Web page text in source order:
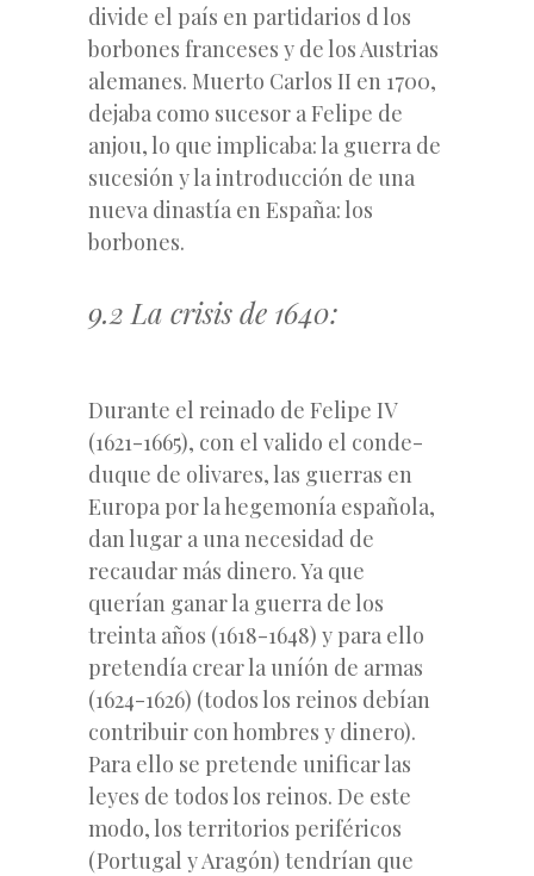
divide el país en partidarios d los
borbones franceses y de los Austrias
alemanes. Muerto Carlos II en 1700,
dejaba como sucesor a Felipe de
anjou, lo que implicaba: la guerra de
sucesión y la introducción de una
nueva dinastía en España: los
borbones.
9.2 La crisis de 1640:
Durante el reinado de Felipe IV
(1621-1665), con el valido el conde-
duque de olivares, las guerras en
Europa por la hegemonía española,
dan lugar a una necesidad de
recaudar más dinero. Ya que
querían ganar la guerra de los
treinta años (1618-1648) y para ello
pretendía crear la uníón de armas
(1624-1626) (todos los reinos debían
contribuir con hombres y dinero).
Para ello se pretende unificar las
leyes de todos los reinos. De este
modo, los territorios periféricos
(Portugal y Aragón) tendrían que